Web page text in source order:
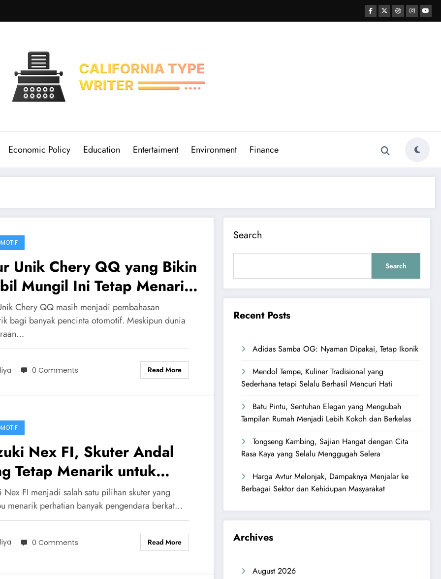
Economic Policy Education Entertaiment Environment Finance
Unik Chery QQ yang Bikin
Mungil Ini Tetap Menarik
Persaingan Modern
Chery QQ masih menjadi pembahasan
bagi banyak pencinta otomotif. Meskipun dunia
0 Comments Read More
Nex FI, Skuter Andal
Tetap Menarik untuk
Harian
Nex FI menjadi salah satu pilihan skuter yang
menarik perhatian banyak pengendara berkat…
0 Comments Read More
Search
Search
Recent Posts
Adidas Samba OG: Nyaman Dipakai, Tetap Ikonik
Mendol Tempe, Kuliner Tradisional yang
Sederhana tetapi Selalu Berhasil Mencuri Hati
Batu Pintu, Sentuhan Elegan yang Mengubah
Tampilan Rumah Menjadi Lebih Kokoh dan Berkelas
Tongseng Kambing, Sajian Hangat dengan Cita
Rasa Kaya yang Selalu Menggugah Selera
Harga Avtur Melonjak, Dampaknya Menjalar ke
Berbagai Sektor dan Kehidupan Masyarakat
Archives
August 2026